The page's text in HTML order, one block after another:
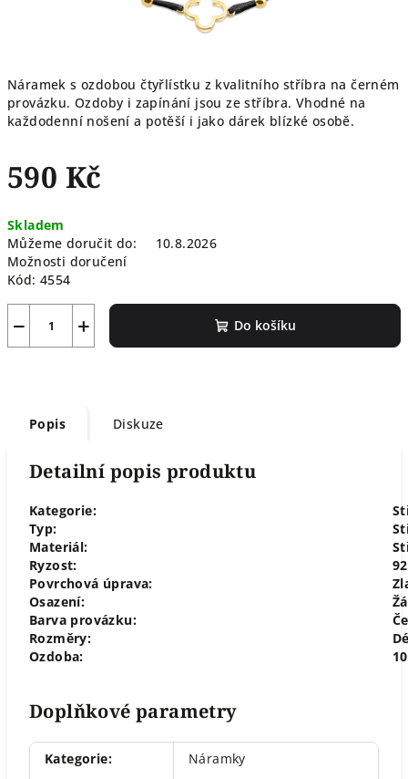
Náramek s ozdobou čtyřlístku z kvalitního stříbra na černém
provázku. Ozdoby i zapínání jsou ze stříbra. Vhodné na
každodenní nošení a potěší i jako dárek blízké osobě.
590 Kč
cena:
Skladem
Můžeme doručit do:
10.8.2026
Možnosti doručení
Kód: 4554
+
− Do košíku
Popis Diskuze
Detailní popis produktu
Kategorie:
Typ:
Materiál:
Ryzost:
Povrchová úprava:
Osazení:
Barva provázku:
Rozměry:
Ozdoba:
Doplňkové parametry
Kategorie:
Náramky